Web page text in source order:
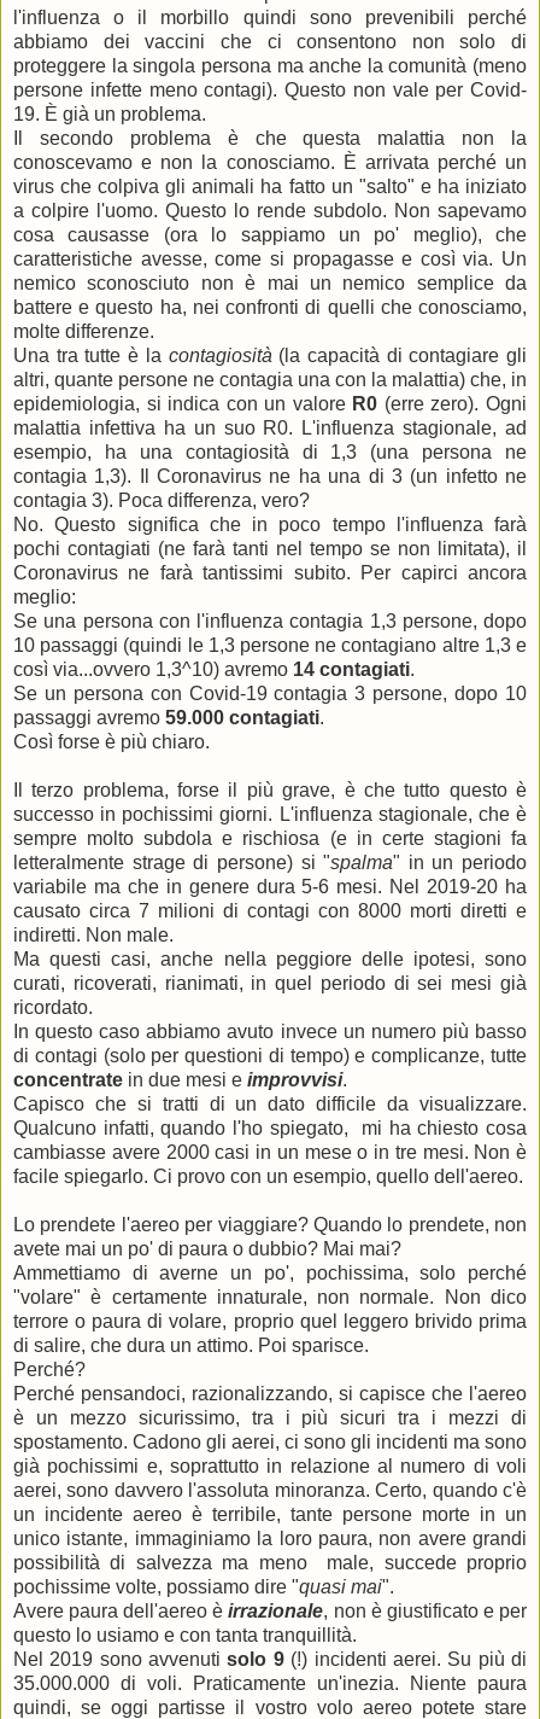
l'influenza o il morbillo quindi sono prevenibili perché
abbiamo dei vaccini che ci consentono non solo di
proteggere la singola persona ma anche la comunità (meno
persone infette meno contagi). Questo non vale per Covid-
19. È già un problema.
Il secondo problema è che questa malattia non la
conoscevamo e non la conosciamo. È arrivata perché un
virus che colpiva gli animali ha fatto un "salto" e ha iniziato
a colpire l'uomo. Questo lo rende subdolo. Non sapevamo
cosa causasse (ora lo sappiamo un po' meglio), che
caratteristiche avesse, come si propagasse e così via. Un
nemico sconosciuto non è mai un nemico semplice da
battere e questo ha, nei confronti di quelli che conosciamo,
molte differenze.
Una tra tutte è la contagiosità (la capacità di contagiare gli
altri, quante persone ne contagia una con la malattia) che, in
epidemiologia, si indica con un valore R0 (erre zero). Ogni
malattia infettiva ha un suo R0. L'influenza stagionale, ad
esempio, ha una contagiosità di 1,3 (una persona ne
contagia 1,3). Il Coronavirus ne ha una di 3 (un infetto ne
contagia 3). Poca differenza, vero?
No. Questo significa che in poco tempo l'influenza farà
pochi contagiati (ne farà tanti nel tempo se non limitata), il
Coronavirus ne farà tantissimi subito. Per capirci ancora
meglio:
Se una persona con l'influenza contagia 1,3 persone, dopo
10 passaggi (quindi le 1,3 persone ne contagiano altre 1,3 e
così via...ovvero 1,3^10) avremo 14 contagiati.
Se un persona con Covid-19 contagia 3 persone, dopo 10
passaggi avremo 59.000 contagiati.
Così forse è più chiaro.
Il terzo problema, forse il più grave, è che tutto questo è
successo in pochissimi giorni. L'influenza stagionale, che è
sempre molto subdola e rischiosa (e in certe stagioni fa
letteralmente strage di persone) si "spalma" in un periodo
variabile ma che in genere dura 5-6 mesi. Nel 2019-20 ha
causato circa 7 milioni di contagi con 8000 morti diretti e
indiretti. Non male.
Ma questi casi, anche nella peggiore delle ipotesi, sono
curati, ricoverati, rianimati, in quel periodo di sei mesi già
ricordato.
In questo caso abbiamo avuto invece un numero più basso
di contagi (solo per questioni di tempo) e complicanze, tutte
concentrate in due mesi e improvvisi.
Capisco che si tratti di un dato difficile da visualizzare.
Qualcuno infatti, quando l'ho spiegato, mi ha chiesto cosa
cambiasse avere 2000 casi in un mese o in tre mesi. Non è
facile spiegarlo. Ci provo con un esempio, quello dell'aereo.
Lo prendete l'aereo per viaggiare? Quando lo prendete, non
avete mai un po' di paura o dubbio? Mai mai?
Ammettiamo di averne un po', pochissima, solo perché
"volare" è certamente innaturale, non normale. Non dico
terrore o paura di volare, proprio quel leggero brivido prima
di salire, che dura un attimo. Poi sparisce.
Perché?
Perché pensandoci, razionalizzando, si capisce che l'aereo
è un mezzo sicurissimo, tra i più sicuri tra i mezzi di
spostamento. Cadono gli aerei, ci sono gli incidenti ma sono
già pochissimi e, soprattutto in relazione al numero di voli
aerei, sono davvero l'assoluta minoranza. Certo, quando c'è
un incidente aereo è terribile, tante persone morte in un
unico istante, immaginiamo la loro paura, non avere grandi
possibilità di salvezza ma meno male, succede proprio
pochissime volte, possiamo dire "quasi mai".
Avere paura dell'aereo èirrazionale, non è giustificato e per
questo lo usiamo e con tanta tranquillità.
Nel 2019 sono avvenutisolo 9(!) incidenti aerei. Su più di
35.000.000 di voli. Praticamente un'inezia. Niente paura
quindi, se oggi partisse il vostro volo aereo potete stare